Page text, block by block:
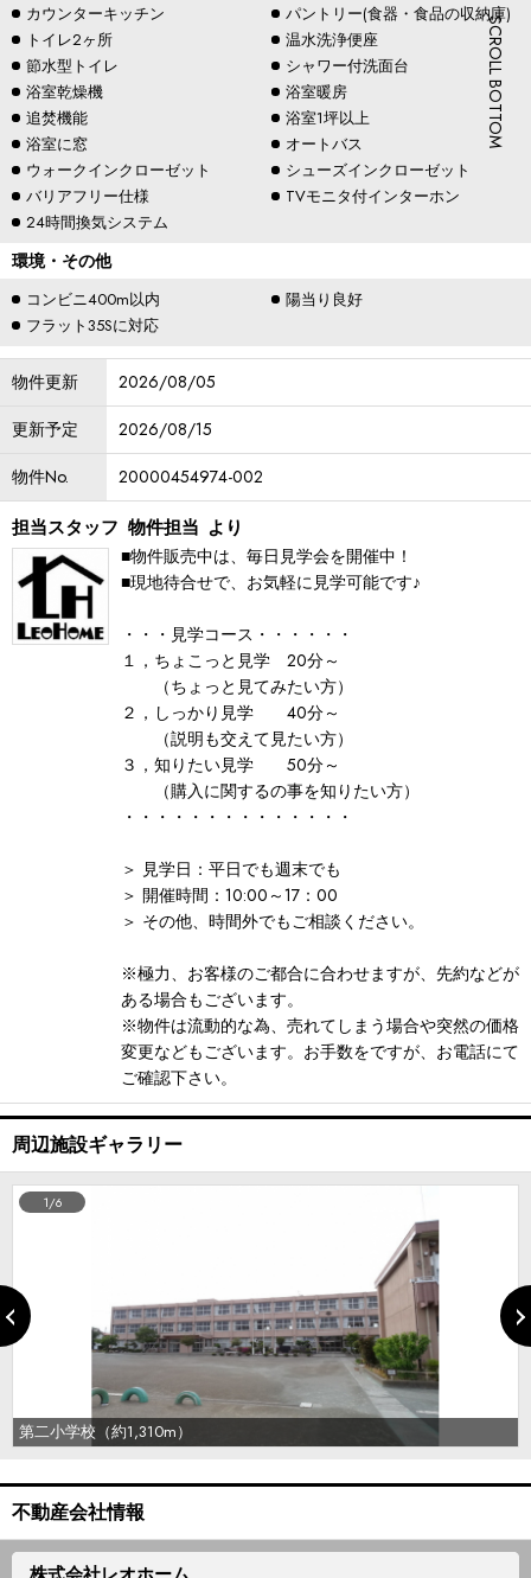
カウンターキッチン
パントリー(食器・食品の収納庫)
トイレ2ヶ所
温水洗浄便座
節水型トイレ
シャワー付洗面台
浴室乾燥機
浴室暖房
追焚機能
浴室1坪以上
浴室に窓
オートバス
ウォークインクローゼット
シューズインクローゼット
バリアフリー仕様
TVモニタ付インターホン
24時間換気システム
環境・その他
コンビニ400m以内
陽当り良好
フラット35Sに対応
物件更新
2026/08/05
更新予定
2026/08/15
物件No.
20000454974-002
担当スタッフ 物件担当 より
■物件販売中は、毎日見学会を開催中！
■現地待合せで、お気軽に見学可能です♪
・・・見学コース・・・・・・
１，ちょこっと見学 20分～
（ちょっと見てみたい方）
２，しっかり見学 40分～
（説明も交えて見たい方）
３，知りたい見学 50分～
（購入に関するの事を知りたい方）
・・・・・・・・・・・・・・
＞ 見学日：平日でも週末でも
＞ 開催時間：10:00～17：00
＞ その他、時間外でもご相談ください。
※極力、お客様のご都合に合わせますが、先約などが
ある場合もございます。
※物件は流動的な為、売れてしまう場合や突然の価格
変更などもございます。お手数をですが、お電話にて
ご確認下さい。
周辺施設ギャラリー
第二小学校（約1,310m）
1/6
不動産会社情報
SCROLL BOTTOM